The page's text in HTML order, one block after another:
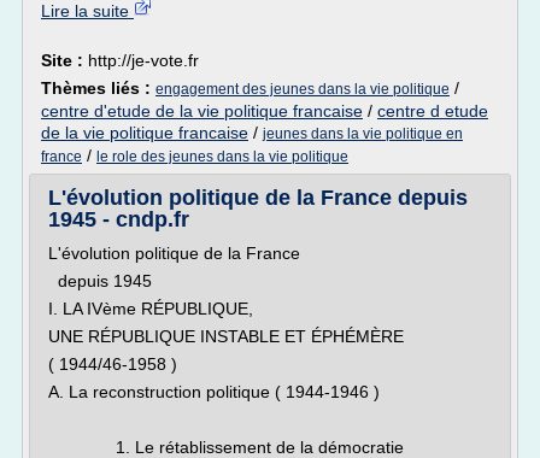
Lire la suite
Site : http://je-vote.fr
Thèmes liés : engagement des jeunes dans la vie politique /
centre d'etude de la vie politique francaise / centre d etude
de la vie politique francaise / jeunes dans la vie politique en
france / le role des jeunes dans la vie politique
L'évolution politique de la France depuis
1945 - cndp.fr
L'évolution politique de la France
depuis 1945
I. LA IVème RÉPUBLIQUE,
UNE RÉPUBLIQUE INSTABLE ET ÉPHÉMÈRE
( 1944/46-1958 )
A. La reconstruction politique ( 1944-1946 )
1. Le rétablissement de la démocratie